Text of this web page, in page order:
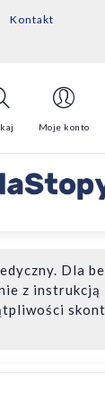
Kontakt
darmowy
Moje konto
Dla
z